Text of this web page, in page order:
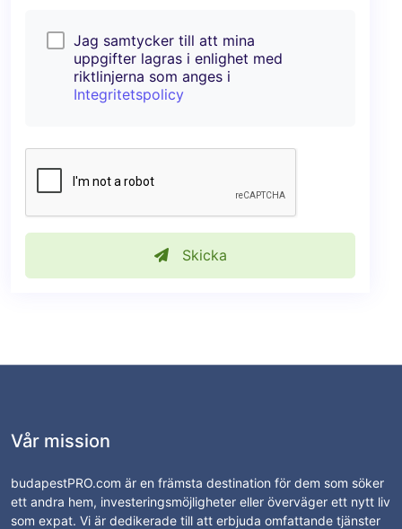
Jag samtycker till att mina
uppgifter lagras i enlighet med
riktlinjerna som anges i
Integritetspolicy
Skicka
Vår mission
budapestPRO.com är en främsta destination för dem som söker
ett andra hem, investeringsmöjligheter eller överväger ett nytt liv
som expat. Vi är dedikerade till att erbjuda omfattande tjänster